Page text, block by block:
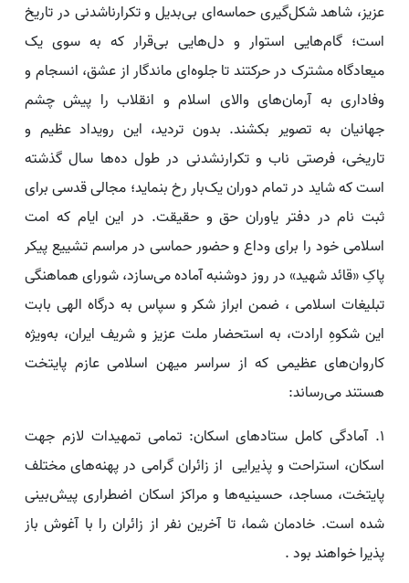
عزیز، شاهد شکل‌گیری حماسه‌ای بی‌بدیل و تکرارناشدنی در تاریخ
است؛ گام‌هایی استوار و دل‌هایی بی‌قرار که به سوی یک
میعادگاه مشترک در حرکتند تا جلوه‌ای ماندگار از عشق، انسجام و
وفاداری به آرمان‌های والای اسلام و انقلاب را پیش چشم
جهانیان به تصویر بکشند. بدون تردید، این رویداد عظیم و
تاریخی، فرصتی ناب و تکرارنشدنی در طول ده‌ها سال گذشته
است که شاید در تمام دوران یک‌بار رخ بنماید؛ مجالی قدسی برای
ثبت نام در دفتر یاوران حق و حقیقت. در این ایام که امت
اسلامی خود را برای وداع و حضور حماسی در مراسم تشییع پیکر
پاکِ «قائد شهید» در روز دوشنبه آماده می‌سازد، شورای هماهنگی
تبلیغات اسلامی ، ضمن ابراز شکر و سپاس به درگاه الهی بابت
این شکوهِ ارادت، به استحضار ملت عزیز و شریف ایران، به‌ویژه
کاروان‌های عظیمی که از سراسر میهن اسلامی عازم پایتخت
هستند می‌رساند:
۱. آمادگی کامل ستادهای اسکان: تمامی تمهیدات لازم جهت
اسکان، استراحت و پذیرایی از زائران گرامی در پهنه‌های مختلف
پایتخت، مساجد، حسینیه‌ها و مراکز اسکان اضطراری پیش‌بینی
شده است. خادمان شما، تا آخرین نفر از زائران را با آغوش باز
پذیرا خواهند بود .